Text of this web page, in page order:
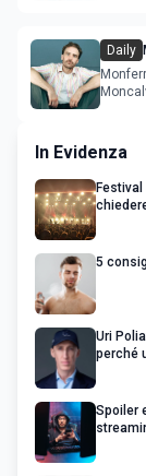
Daily
In Evidenza
5
Uri
perché
Spoiler